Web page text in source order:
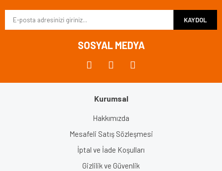
KAYDOL
SOSYAL MEDYA
Kurumsal
Hakkımızda
Mesafeli Satış Sözleşmesi
İptal ve İade Koşulları
Gizlilik ve Güvenlik